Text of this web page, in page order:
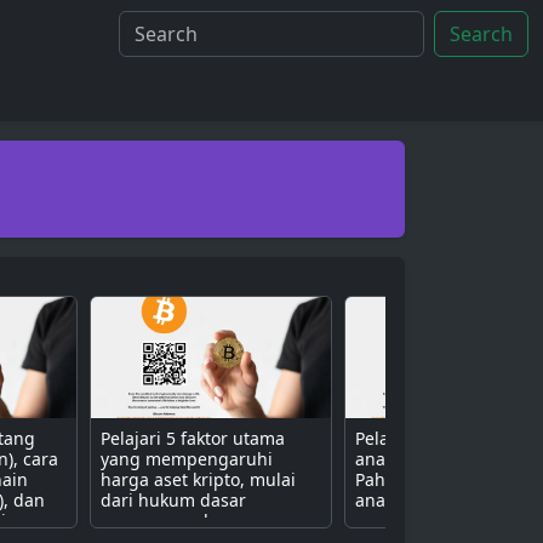
Search
cara
dan
Pelajari 5 faktor utama
yang mempengaruhi
harga aset kripto, mulai
dari hukum dasar
penawaran dan
Pelajari 3 metode
analisis aset kripto.
Pahami perbedaan
analisis fundamental